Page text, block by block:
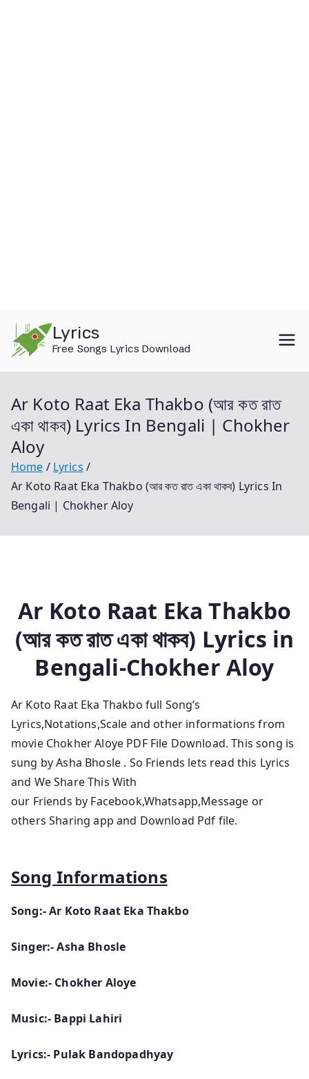
content
Lyrics
Free Songs Lyrics Download
Ar Koto Raat Eka Thakbo (আর কত রাত
একা থাকব) Lyrics In Bengali | Chokher
Aloy
Home
Lyrics
Ar Koto Raat Eka Thakbo (আর কত রাত একা থাকব) Lyrics In
Bengali | Chokher Aloy
Ar Koto Raat Eka Thakbo
(আর কত রাত একা থাকব) Lyrics in
Bengali-Chokher Aloy
Ar Koto Raat Eka Thakbo full Song’s
Lyrics,Notations,Scale and other informations from
movie Chokher Aloye PDF File Download. This song is
sung by Asha Bhosle . So Friends lets read this Lyrics
and We Share This With
our Friends by Facebook,Whatsapp,Message or
others Sharing app and Download Pdf file.
Song Informations
Song:- Ar Koto Raat Eka Thakbo
Singer:- Asha Bhosle
Movie:- Chokher Aloye
Music:- Bappi Lahiri
Lyrics:- Pulak Bandopadhyay